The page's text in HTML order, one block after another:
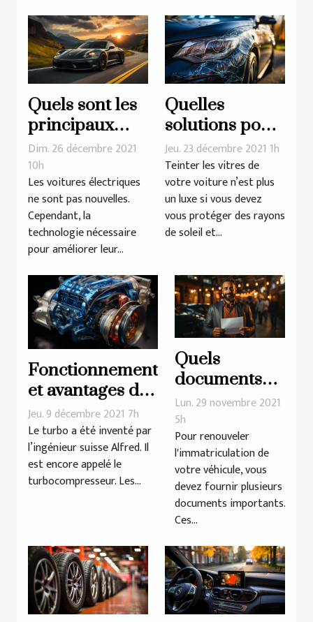
Quels sont les
principaux
avantages de la
voiture
électrique ?
Dim. 26 décembre 2021
10h
Les voitures électriques
ne sont pas nouvelles.
Cependant, la
technologie nécessaire
pour améliorer leur...
Quelles
solutions pour
teinter les
vitres de sa
voiture ?
Jeu. 23 décembre 2021 1h
Teinter les vitres de
votre voiture n’est plus
un luxe si vous devez
vous protéger des rayons
de soleil et...
Fonctionnement
et avantages du
Turbo de
véhicule
Jeu. 9 décembre 2021 7h
Le turbo a été inventé par
l’ingénieur suisse Alfred. Il
est encore appelé le
turbocompresseur. Les...
Quels
documents
dois-je
fournir pour
renouveler
ma carte
grise ?
Lun. 29 novembre 2021
5h
Pour renouveler
l'immatriculation de
votre véhicule, vous
devez fournir plusieurs
documents importants.
Ces...